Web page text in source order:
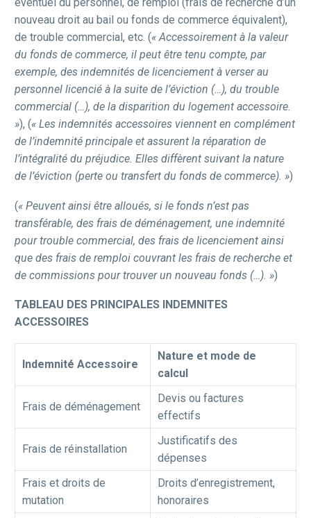
nouveau droit au bail ou fonds de commerce équivalent),
de trouble commercial, etc. (« Accessoirement à la valeur
du fonds de commerce, il peut être tenu compte, par
exemple, des indemnités de licenciement à verser au
personnel licencié à la suite de l’éviction (…), du trouble
commercial (…), de la disparition du logement accessoire.
»), (« Les indemnités accessoires viennent en complément
de l’indemnité principale et assurent la réparation de
l’intégralité du préjudice. Elles diffèrent suivant la nature
de l’éviction (perte ou transfert du fonds de commerce). »)
(« Peuvent ainsi être alloués, si le fonds n’est pas
transférable, des frais de déménagement, une indemnité
pour trouble commercial, des frais de licenciement ainsi
que des frais de remploi couvrant les frais de recherche et
de commissions pour trouver un nouveau fonds (…). »)
TABLEAU DES PRINCIPALES INDEMNITES
ACCESSOIRES
Indemnité Accessoire
Nature et mode de
calcul
Frais de déménagement
Devis ou factures
effectifs
Frais de réinstallation
Justificatifs des
dépenses
Frais et droits de
mutation
Droits d’enregistrement,
honoraires